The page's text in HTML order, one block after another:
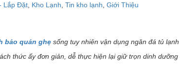
Lắp Đặt Kho Lạnh Tin kho lạnh Giới Thiệu
bảo quản ghẹ sống tuy nhiên vận dụng ngăn đá tủ
thức ấy đơn giản, dễ thực hiện lại giữ trọn dinh